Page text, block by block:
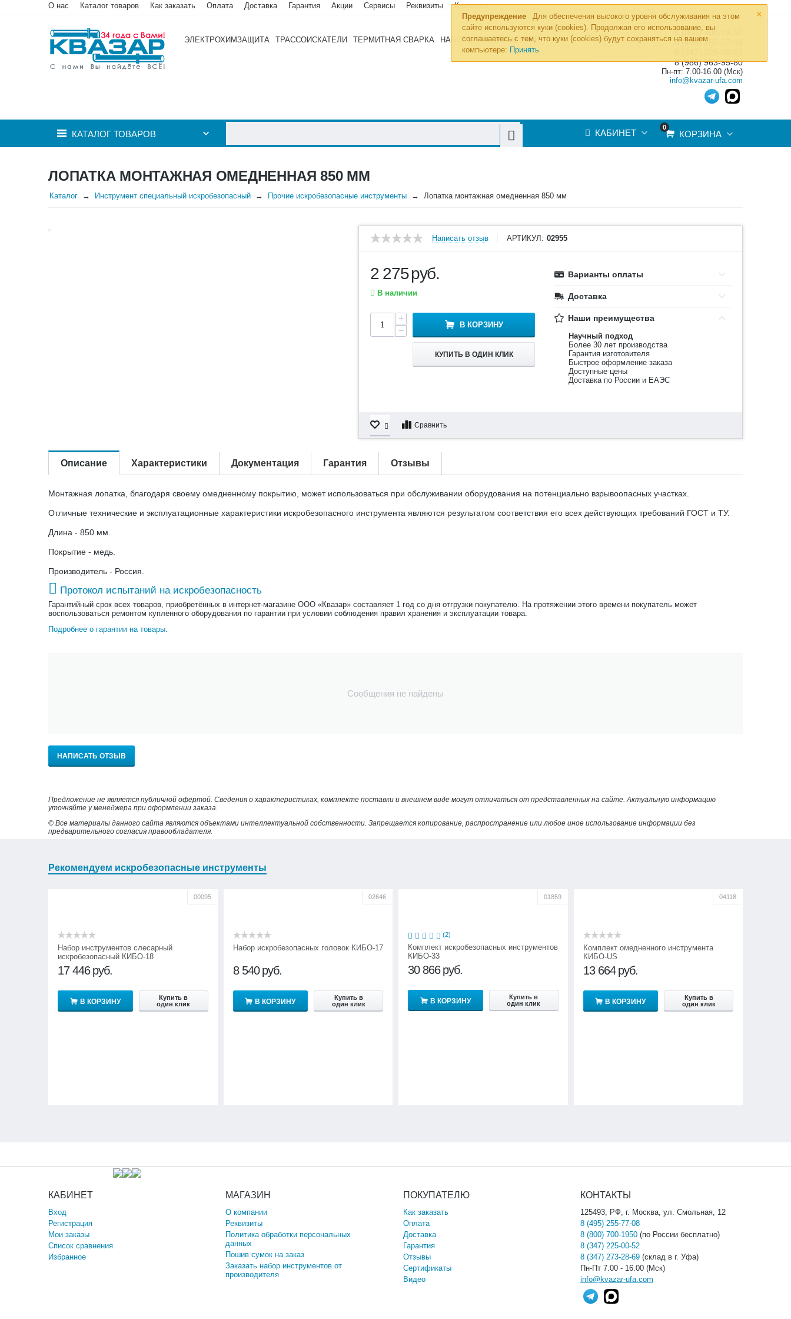
×
Предупреждение
Для обеспечения высокого уровня обслуживания на этом
сайте используются куки (cookies). Продолжая его использование, вы
соглашаетесь с тем, что куки (cookies) будут сохраняться на вашем
компьютере: Принять
О нас Каталог товаров Как заказать Оплата Доставка Гарантия Акции Сервисы Реквизиты Контакты
ЭЛЕКТРОХИМЗАЩИТА ТРАССОИСКАТЕЛИ ТЕРМИТНАЯ СВАРКА НАБОРЫ ИНСТРУМЕНТОВ »
8 (800) 700-19-50
8 (495) 255-77-08
8 (986) 963-95-80
Пн-пт: 7.00-16.00 (Мск)
info@kvazar-ufa.com
КАТАЛОГ ТОВАРОВ
0
КОРЗИНА
КАБИНЕТ
ЛОПАТКА МОНТАЖНАЯ ОМЕДНЕННАЯ 850 ММ
Каталог Инструмент специальный искробезопасный Прочие искробезопасные инструменты Лопатка монтажная омедненная 850 мм
Написать отзыв АРТИКУЛ: 02955
2 275руб.
В наличии
+
−
В КОРЗИНУ
КУПИТЬ В ОДИН КЛИК
Варианты оплаты
Доставка
Наши преимущества
Научный подход
Более 30 лет производства
Гарантия изготовителя
Быстрое оформление заказа
Доступные цены
Доставка по России и ЕАЭС
Сравнить
Описание Характеристики Документация Гарантия Отзывы
Монтажная лопатка, благодаря своему омедненному покрытию, может использоваться при обслуживании оборудования на потенциально взрывоопасных участках.
Отличные технические и эксплуатационные характеристики искробезопасного инструмента являются результатом соответствия его всех действующих требований ГОСТ и ТУ.
Длина - 850 мм.
Покрытие - медь.
Производитель - Россия.
Протокол испытаний на искробезопасность
Гарантийный срок всех товаров, приобретённых в интернет-магазине ООО «Квазар» составляет 1 год со дня отгрузки покупателю. На протяжении этого времени покупатель может
воспользоваться ремонтом купленного оборудования по гарантии при условии соблюдения правил хранения и эксплуатации товара.
Подробнее о гарантии на товары.
Сообщения не найдены
НАПИСАТЬ ОТЗЫВ
Предложение не является публичной офертой. Сведения о характеристиках, комплекте поставки и внешнем виде могут отличаться от представленных на сайте. Актуальную информацию
уточняйте у менеджера при оформлении заказа.
© Все материалы данного сайта являются объектами интеллектуальной собственности. Запрещается копирование, распространение или любое иное использование информации без
предварительного согласия правообладателя.
Рекомендуем искробезопасные инструменты
00095
Набор инструментов слесарный
искробезопасный КИБО-18
17 446 руб.
В КОРЗИНУ
Купить в
один клик
02646
Набор искробезопасных головок КИБО-17
8 540 руб.
В КОРЗИНУ
Купить в
один клик
01859
(2)
Комплект искробезопасных инструментов
КИБО-33
30 866 руб.
В КОРЗИНУ
Купить в
один клик
04118
Комплект омедненного инструмента
КИБО-US
13 664 руб.
В КОРЗИНУ
Купить в
один клик
КАБИНЕТ
Вход
Регистрация
Мои заказы
Список сравнения
Избранное
МАГАЗИН
О компании
Реквизиты
Политика обработки персональных
данных
Пошив сумок на заказ
Заказать набор инструментов от
производителя
ПОКУПАТЕЛЮ
Как заказать
Оплата
Доставка
Гарантия
Отзывы
Сертификаты
Видео
КОНТАКТЫ
125493, РФ, г. Москва, ул. Смольная, 12
8 (495) 255-77-08
8 (800) 700-1950(по России бесплатно)
8 (347) 225-00-52
8 (347) 273-28-69(склад в г. Уфа)
Пн-Пт 7.00 - 16.00 (Мск)
info@kvazar-ufa.com